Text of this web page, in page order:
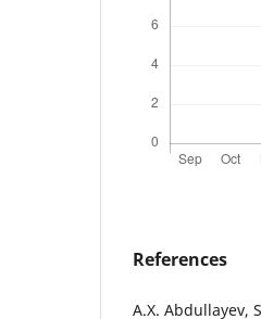
References
A.X. Abdullayev,